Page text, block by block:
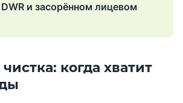
и засорённом лицевом
когда хватит